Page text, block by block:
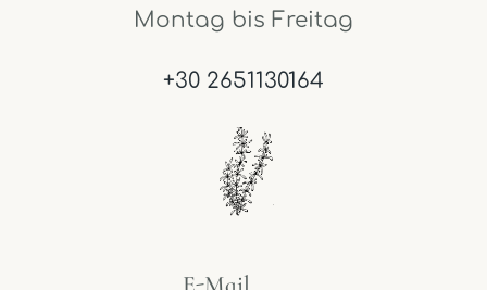
Montag bis Freitag
+30 2651130164